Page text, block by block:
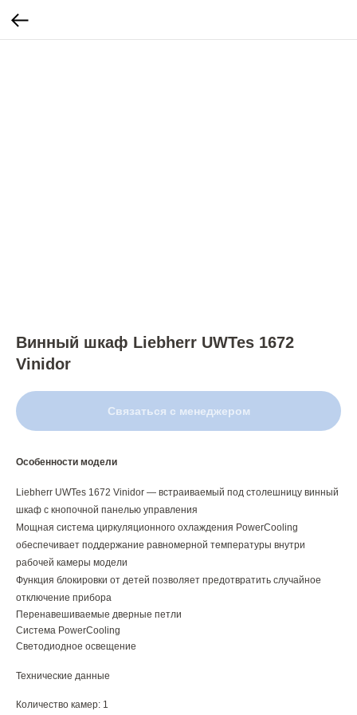
Винный шкаф Liebherr UWTes 1672
Vinidor
Связаться с менеджером
Особенности модели
Liebherr UWTes 1672 Vinidor — встраиваемый под столешницу винный
шкаф с кнопочной панелью управления
Мощная система циркуляционного охлаждения PowerCooling
обеспечивает поддержание равномерной температуры внутри
рабочей камеры модели
Функция блокировки от детей позволяет предотвратить случайное
отключение прибора
Перенавешиваемые дверные петли
Система PowerCooling
Светодиодное освещение
Технические данные
Количество камер: 1